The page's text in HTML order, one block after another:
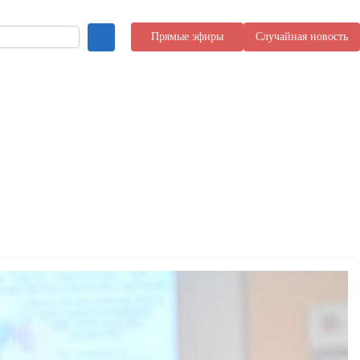
Прямые эфиры Случайная новость